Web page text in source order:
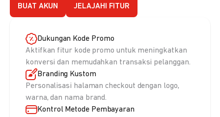
BUAT AKUN JELAJAHI FITUR
Dukungan Kode Promo
Aktifkan fitur kode promo untuk meningkatkan
konversi dan memudahkan transaksi pelanggan.
Branding Kustom
Personalisasi halaman checkout dengan logo,
warna, dan nama brand.
Kontrol Metode Pembayaran